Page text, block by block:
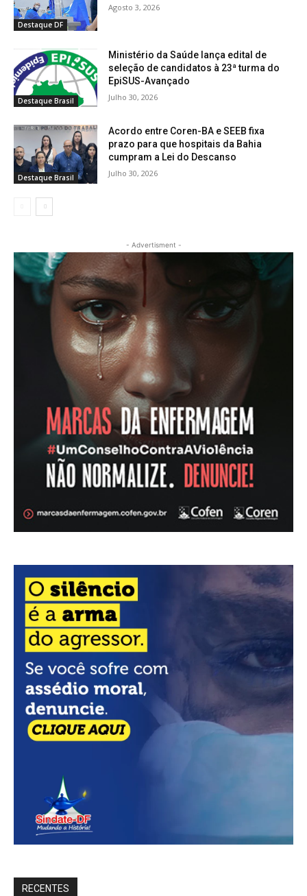
Destaque DF
Agosto 3, 2026
Destaque Brasil
Ministério da Saúde lança edital de
seleção de candidatos à 23ª turma do
EpiSUS-Avançado
Julho 30, 2026
Destaque Brasil
Acordo entre Coren-BA e SEEB fixa
prazo para que hospitais da Bahia
cumpram a Lei do Descanso
Julho 30, 2026
- Advertisment -
RECENTES